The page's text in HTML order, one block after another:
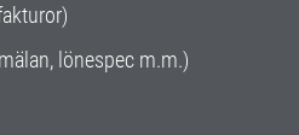
lönespec m.m.)